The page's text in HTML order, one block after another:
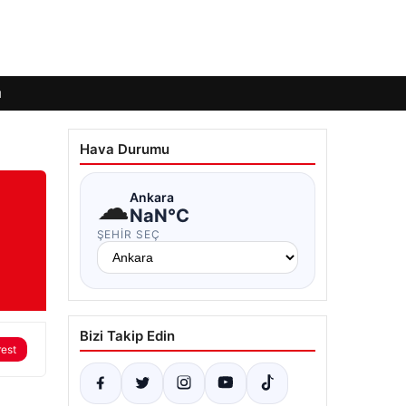
Hava Durumu
☁Ankara
NaN°C
ŞEHIR SEÇ
Bizi Takip Edin